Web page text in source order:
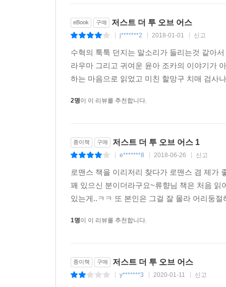
eBook 구매 저스트 더 투 오브 어스
j*******2 2018-01-01 신고
수혁의 툭툭 던지는 말소리가 들리는것 같아
라우마 그리고 귀여운 윤아 조카의 이야기가
하는 마음으로 읽었고 미친 할망구 치매 검사
2명이 이 리뷰를 추천합니다.
종이책 구매 저스트 더 투 오브 어스 1
e*******8 2018-06-26 신고
로맨스 책을 이리저리 찾다가 로맨스 겸 제가
꽤 있으신 분이더라구요~류향님 책은 처음
있는게..ㅋㅋ 또 본인은 그걸 잘 몰라 어리둥
1명이 이 리뷰를 추천합니다.
종이책 구매 저스트 더 투 오브 어스
y*******3 2020-01-11 신고